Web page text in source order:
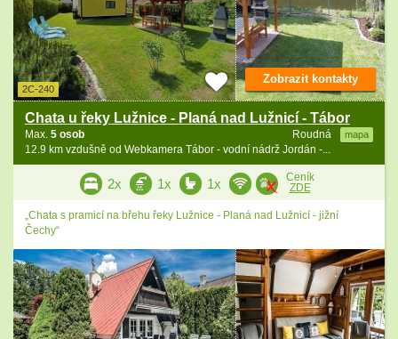
2C-240
Chata u řeky Lužnice - Planá nad Lužnicí - Tábor
Roudná mapa
Max. 5 osob
12.9 km vzdušně od Webkamera Tábor - vodní nádrž Jordán -...
Zobrazit kontakty
2x 1x 1x
Ceník
ZDE
„Chata s pramicí na břehu řeky Lužnice - Planá nad Lužnicí - jižní
Čechy“